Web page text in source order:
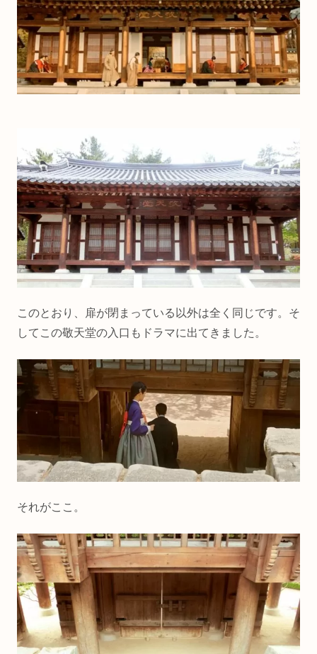
このとおり、扉が閉まっている以外は全く同じです。そ
してこの敬天堂の入口もドラマに出てきました。
それがここ。